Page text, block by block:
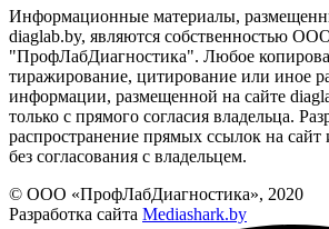
Информационные материалы,
diaglab.by, являются собственностью
"ПрофЛабДиагностика". Любое
тиражирование, цитирование или иное
информации, размещенной на сайте
только с прямого согласия владельца.
распространение прямых ссылок на сайт
без согласования с владельцем.
© ООО «ПрофЛабДиагностика», 2020
Разработка сайта Mediashark.by